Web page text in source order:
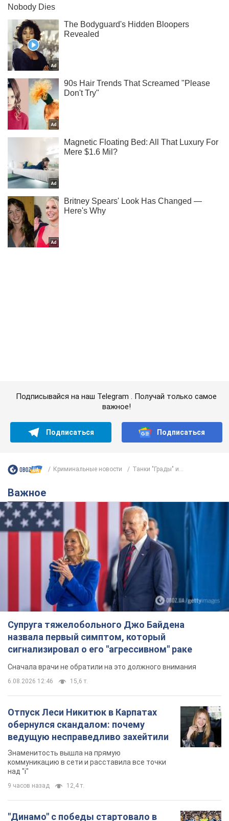
Супруга тяжелобольного Джо Байдена
назвала первый симптом, который
сигнализировал о его "агрессивном" раке
Сначала врачи не обратили на это должного внимания
15,6 т.
Отпуск Леси Никитюк в Карпатах
обернулся скандалом: почему
ведущую несправедливо захейтили
Знаменитость вышла на прямую
коммуникацию в сети и расставила все точки
над "i"
9 часов назад 12,4 т.
"Динамо" с победы стартовало в
квалификации Лиги конференций.
Видео
Матч прошел в Люблине
5 часов назад 1,8 т.